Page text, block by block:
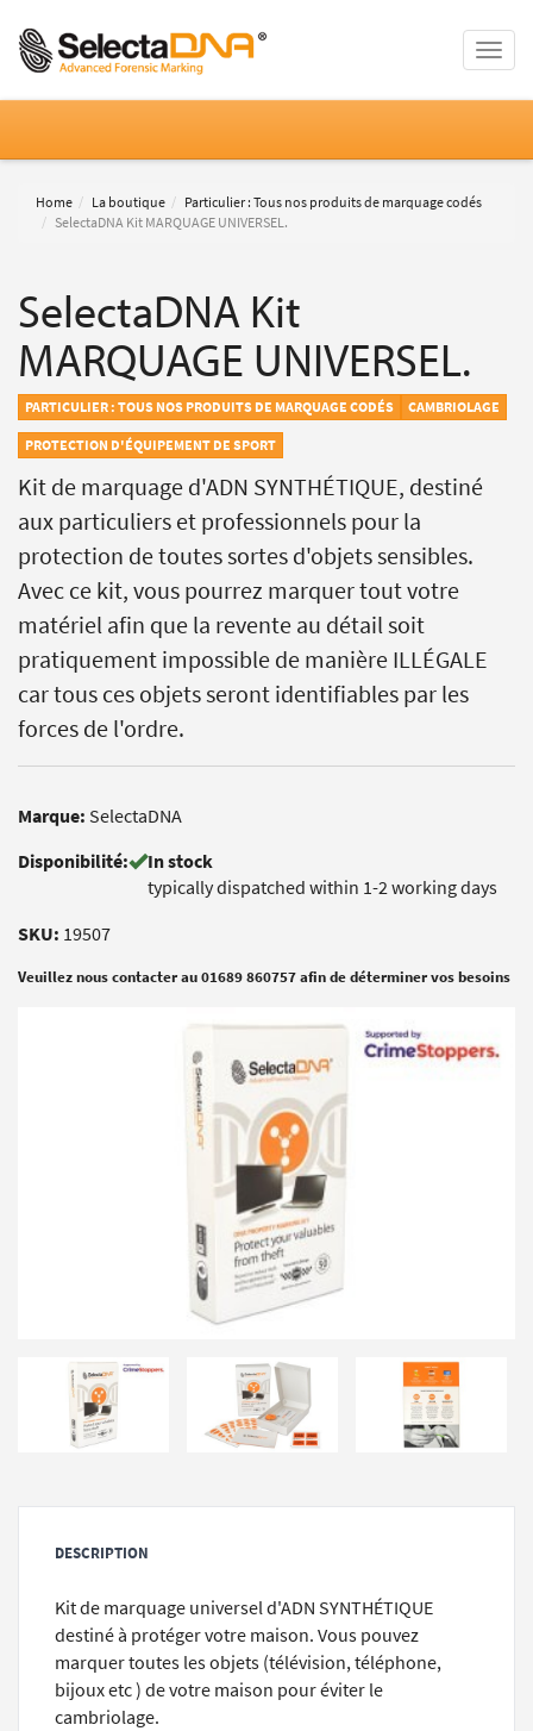
Toggle
Home La boutique
Particulier : Tous nos produits de marquage codés
SelectaDNA Kit MARQUAGE UNIVERSEL.
SelectaDNA Kit
MARQUAGE UNIVERSEL.
PARTICULIER : TOUS NOS PRODUITS DE MARQUAGE CODÉS
CAMBRIOLAGE
PROTECTION D'ÉQUIPEMENT DE SPORT
Kit de marquage d'ADN SYNTHÉTIQUE, destiné
aux particuliers et professionnels pour la
protection de toutes sortes d'objets sensibles.
Avec ce kit, vous pourrez marquer tout votre
matériel afin que la revente au détail soit
pratiquement impossible de manière ILLÉGALE
car tous ces objets seront identifiables par les
forces de l'ordre.
Marque: SelectaDNA
Disponibilité:
In stock
typically dispatched within 1-2 working days
SKU: 19507
Veuillez nous contacter au 01689 860757 afin de déterminer vos besoins
DESCRIPTION
Kit de marquage universel d'ADN SYNTHÉTIQUE
destiné à protéger votre maison. Vous pouvez
marquer toutes les objets (télévision, téléphone,
bijoux etc ) de votre maison pour éviter le
cambriolage.